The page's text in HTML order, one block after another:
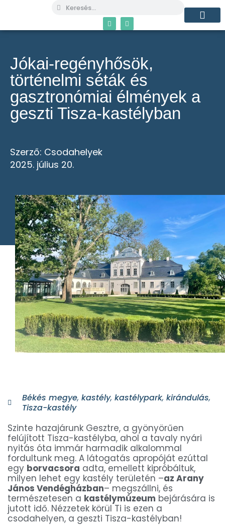
Jókai-regényhősök,
történelmi séták és
gasztronómiai élmények a
geszti Tisza-kastélyban
Szerző: Csodahelyek
2025. július 20.
Békés megye, kastély, kastélypark, kirándulás,
Tisza-kastély
Szinte hazajárunk Gesztre, a gyönyörűen
felújított Tisza-kastélyba, ahol a tavaly nyári
nyitás óta immár harmadik alkalommal
fordultunk meg. A látogatás apropóját ezúttal
egy borvacsora adta, emellett kipróbáltuk,
milyen lehet egy kastély területén –az Arany
János Vendégházban– megszállni, és
természetesen a kastélymúzeum bejárására is
jutott idő. Nézzetek körül Ti is ezen a
csodahelyen, a geszti Tisza-kastélyban!